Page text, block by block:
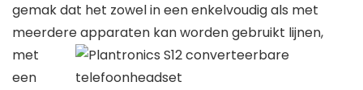
gemak dat het zowel in een enkelvoudig als met
meerdere apparaten kan worden gebruikt lijnen,
met
een